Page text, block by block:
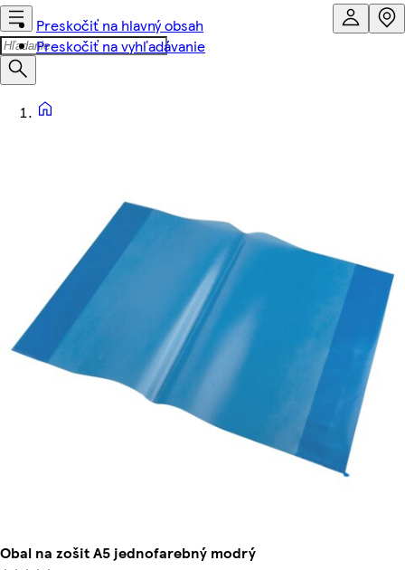
Preskočiť na hlavný obsah
Preskočiť na vyhľadávanie
Obal na zošit A5 jednofarebný modrý